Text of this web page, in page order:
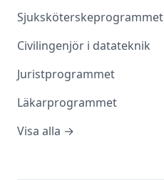
Sjuksköterskeprogrammet
Civilingenjör i datateknik
Juristprogrammet
Läkarprogrammet
Visa alla →